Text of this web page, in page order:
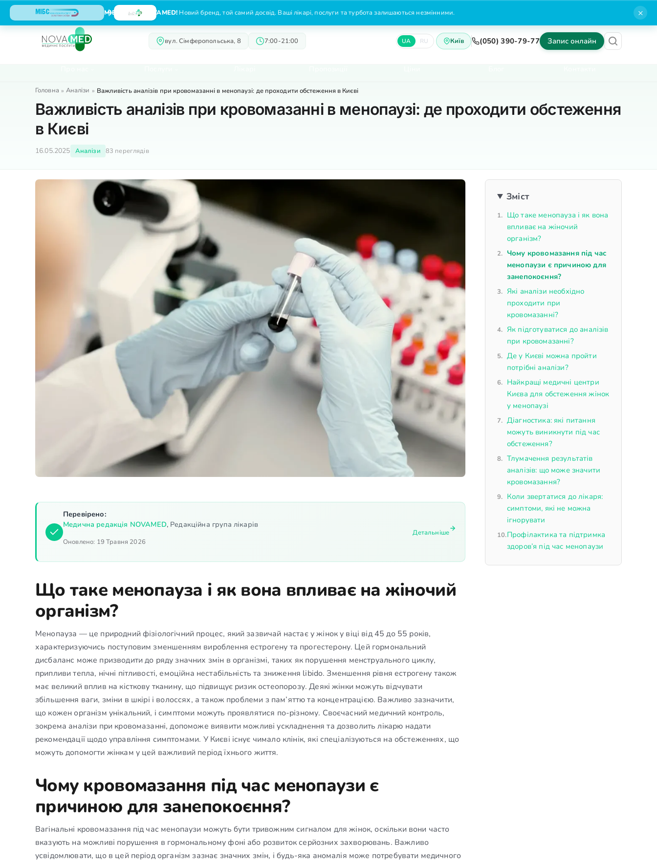
МІБС тепер NOVAMED! Новий бренд, той самий досвід. Ваші лікарі, послуги та турбота залишаються незмінними. ×
вул. Сімферопольська, 8 7:00-21:00 UA RU Київ (050) 390-79-77 Запис онлайн
Головна » Аналізи » Важливість аналізів при кровомазанні в менопаузі: де проходити обстеження в Києві
Важливість аналізів при кровомазанні в менопаузі: де проходити обстеження
в Києві
16.05.2025 Аналізи 83 переглядів
Перевірено:
Медична редакція NOVAMED, Редакційна група лікарів
Оновлено: 19 Травня 2026
Детальніше
Що таке менопауза і як вона впливає на жіночий
організм?
Менопауза — це природний фізіологічний процес, який зазвичай настає у жінок у віці від 45 до 55 років,
характеризуючись поступовим зменшенням вироблення естрогену та прогестерону. Цей гормональний
дисбаланс може призводити до ряду значних змін в організмі, таких як порушення менструального циклу,
припливи тепла, нічні пітливості, емоційна нестабільність та зниження libido. Зменшення рівня естрогену також
має великий вплив на кісткову тканину, що підвищує ризик остеопорозу. Деякі жінки можуть відчувати
збільшення ваги, зміни в шкірі і волоссях, а також проблеми з пам’яттю та концентрацією. Важливо зазначити,
що кожен організм унікальний, і симптоми можуть проявлятися по-різному. Своєчасний медичний контроль,
зокрема аналізи при кровомазанні, допоможе виявити можливі ускладнення та дозволить лікарю надати
рекомендації щодо управління симптомами. У Києві існує чимало клінік, які спеціалізуються на обстеженнях, що
можуть допомогти жінкам у цей важливий період їхнього життя.
Чому кровомазання під час менопаузи є
причиною для занепокоєння?
Вагінальні кровомазання під час менопаузи можуть бути тривожним сигналом для жінок, оскільки вони часто
вказують на можливі порушення в гормональному фоні або розвиток серйозних захворювань. Важливо
усвідомлювати, що в цей період організм зазнає значних змін, і будь-яка аномалія може потребувати медичного
Зміст
Що таке менопауза і як вона
впливає на жіночий
організм?
Чому кровомазання під час
менопаузи є причиною для
занепокоєння?
Які аналізи необхідно
проходити при
кровомазанні?
Як підготуватися до аналізів
при кровомазанні?
Де у Києві можна пройти
потрібні аналізи?
Найкращі медичні центри
Києва для обстеження жінок
у менопаузі
Діагностика: які питання
можуть виникнути під час
обстеження?
Тлумачення результатів
аналізів: що може значити
кровомазання?
Коли звертатися до лікаря:
симптоми, які не можна
ігнорувати
Профілактика та підтримка
здоров’я під час менопаузи